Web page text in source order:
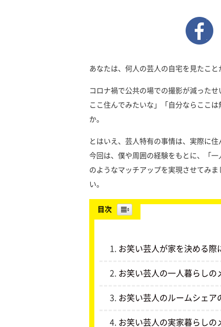
あなたは、何人の芸人の自宅を見たこと
コロナ禍で公共の場での撮影が減った
ここ住んでみたいな」「自分ならここ
か。
とはいえ、芸人特有の事情は、実際に
今回は、僕や周囲の経験をもとに、「
のようなマッチアップを実現させてみ
い。
目次
お笑い芸人が家を決める際
お笑い芸人の一人暮らしの
お笑い芸人のルームシェア
お笑い芸人の実家暮らしの